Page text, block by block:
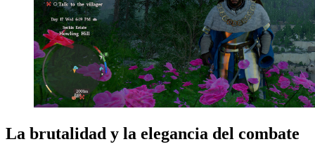
La brutalidad y la elegancia del combate